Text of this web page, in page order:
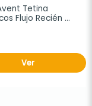
Tetina
Flujo Recién
Ver